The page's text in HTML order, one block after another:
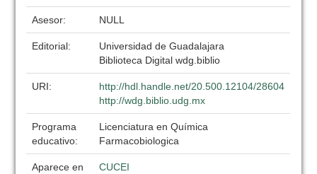
Asesor: NULL
Editorial:
Universidad de Guadalajara
Biblioteca Digital wdg.biblio
URI:
http://hdl.handle.net/20.500.12104/28604
http://wdg.biblio.udg.mx
Programa
educativo:
Licenciatura en Química
Farmacobiologica
Aparece en
CUCEI